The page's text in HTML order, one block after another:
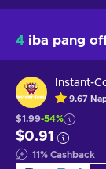
4 iba pang
Instant-
9.67
$1.99-54%
$0.91
11% Cashback